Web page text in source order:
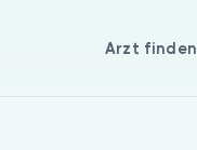
Arzt finden